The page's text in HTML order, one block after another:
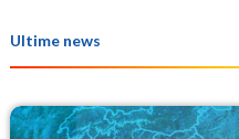
Ultime news